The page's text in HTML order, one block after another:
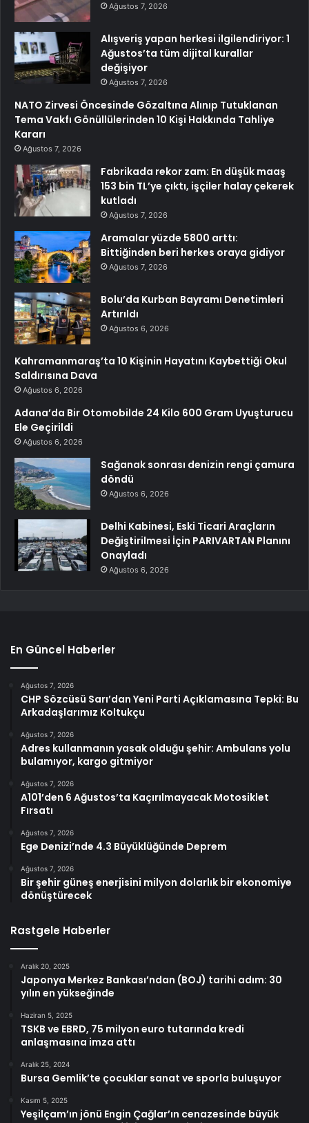
Ağustos 7, 2026
Alışveriş yapan herkesi ilgilendiriyor: 1
Ağustos’ta tüm dijital kurallar
değişiyor
Ağustos 7, 2026
NATO Zirvesi Öncesinde Gözaltına Alınıp Tutuklanan
Tema Vakfı Gönüllülerinden 10 Kişi Hakkında Tahliye
Kararı
Ağustos 7, 2026
Fabrikada rekor zam: En düşük maaş
153 bin TL’ye çıktı, işçiler halay çekerek
kutladı
Ağustos 7, 2026
Aramalar yüzde 5800 arttı:
Bittiğinden beri herkes oraya gidiyor
Ağustos 7, 2026
Bolu’da Kurban Bayramı Denetimleri
Artırıldı
Ağustos 6, 2026
Kahramanmaraş’ta 10 Kişinin Hayatını Kaybettiği Okul
Saldırısına Dava
Ağustos 6, 2026
Adana’da Bir Otomobilde 24 Kilo 600 Gram Uyuşturucu
Ele Geçirildi
Ağustos 6, 2026
Sağanak sonrası denizin rengi çamura
döndü
Ağustos 6, 2026
Delhi Kabinesi, Eski Ticari Araçların
Değiştirilmesi İçin PARIVARTAN Planını
Onayladı
Ağustos 6, 2026
En Güncel Haberler
Ağustos 7, 2026
CHP Sözcüsü Sarı’dan Yeni Parti Açıklamasına Tepki: Bu
Arkadaşlarımız Koltukçu
Ağustos 7, 2026
Adres kullanmanın yasak olduğu şehir: Ambulans yolu
bulamıyor, kargo gitmiyor
Ağustos 7, 2026
A101’den 6 Ağustos’ta Kaçırılmayacak Motosiklet
Fırsatı
Ağustos 7, 2026
Ege Denizi’nde 4.3 Büyüklüğünde Deprem
Ağustos 7, 2026
Bir şehir güneş enerjisini milyon dolarlık bir ekonomiye
dönüştürecek
Rastgele Haberler
Aralık 20, 2025
Japonya Merkez Bankası’ndan (BOJ) tarihi adım: 30
yılın en yükseğinde
Haziran 5, 2025
TSKB ve EBRD, 75 milyon euro tutarında kredi
anlaşmasına imza attı
Aralık 25, 2024
Bursa Gemlik’te çocuklar sanat ve sporla buluşuyor
Kasım 5, 2025
Yeşilçam’ın jönü Engin Çağlar’ın cenazesinde büyük